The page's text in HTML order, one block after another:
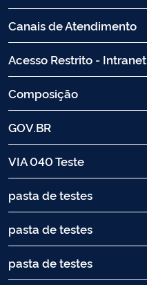
Canais de Atendimento
Acesso Restrito - Intranet
Composição
GOV.BR
VIA 040 Teste
pasta de testes
pasta de testes
pasta de testes